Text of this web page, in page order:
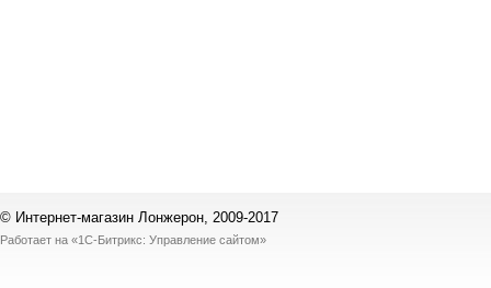
© Интернет-магазин Лонжерон, 2009-2017
Работает на «1С-Битрикс: Управление сайтом»